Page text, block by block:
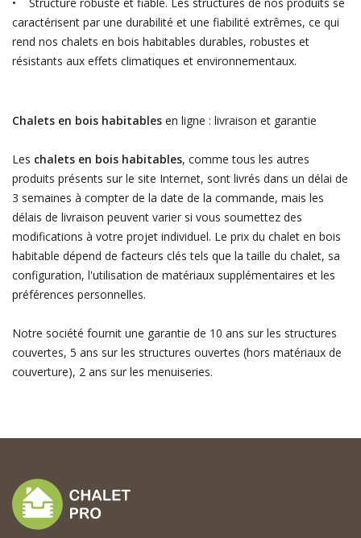
caractérisent par une durabilité et une fiabilité extrêmes, ce qui
rend nos chalets en bois habitables durables, robustes et
résistants aux effets climatiques et environnementaux.
Chalets en bois habitablesen ligne : livraison et garantie
Les chalets en bois habitables, comme tous les autres
produits présents sur le site Internet, sont livrés dans un délai de
3 semaines à compter de la date de la commande, mais les
délais de livraison peuvent varier si vous soumettez des
modifications à votre projet individuel. Le prix du chalet en bois
habitable dépend de facteurs clés tels que la taille du chalet, sa
configuration, l'utilisation de matériaux supplémentaires et les
préférences personnelles.
Notre société fournit une garantie de 10 ans sur les structures
couvertes, 5 ans sur les structures ouvertes (hors matériaux de
couverture), 2 ans sur les menuiseries.